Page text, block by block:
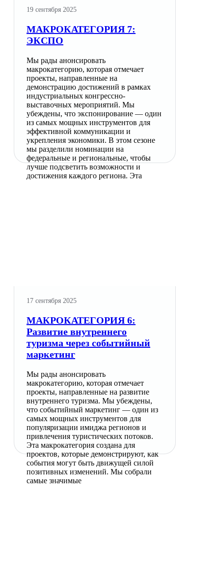
19 сентября 2025
МАКРОКАТЕГОРИЯ 7:
ЭКСПО
Мы рады анонсировать
макрокатегорию, которая отмечает
проекты, направленные на
демонстрацию достижений в рамках
индустриальных конгрессно-
выставочных мероприятий. Мы
убеждены, что экспонирование — один
из самых мощных инструментов для
эффективной коммуникации и
укрепления экономики. В этом сезоне
мы разделили номинации на
федеральные и региональные, чтобы
лучше подсветить возможности и
достижения каждого региона. Эта
17 сентября 2025
МАКРОКАТЕГОРИЯ 6:
Развитие внутреннего
туризма через событийный
маркетинг
Мы рады анонсировать
макрокатегорию, которая отмечает
проекты, направленные на развитие
внутреннего туризма. Мы убеждены,
что событийный маркетинг — один из
самых мощных инструментов для
популяризации имиджа регионов и
привлечения туристических потоков.
Эта макрокатегория создана для
проектов, которые демонстрируют, как
события могут быть движущей силой
позитивных изменений. Мы собрали
самые значимые